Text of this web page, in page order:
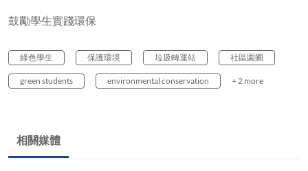
鼓勵學生實踐環保
綠色學生 保護環境 垃圾轉運站 社區園圃
green students environmental conservation + 2 more
相關媒體